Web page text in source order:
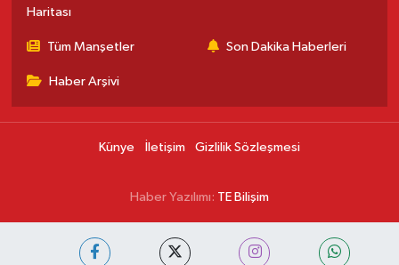
Haritası
Tüm Manşetler Son Dakika Haberleri
Haber Arşivi
Künye İletişim Gizlilik Sözleşmesi
Haber Yazılımı: TE Bilişim